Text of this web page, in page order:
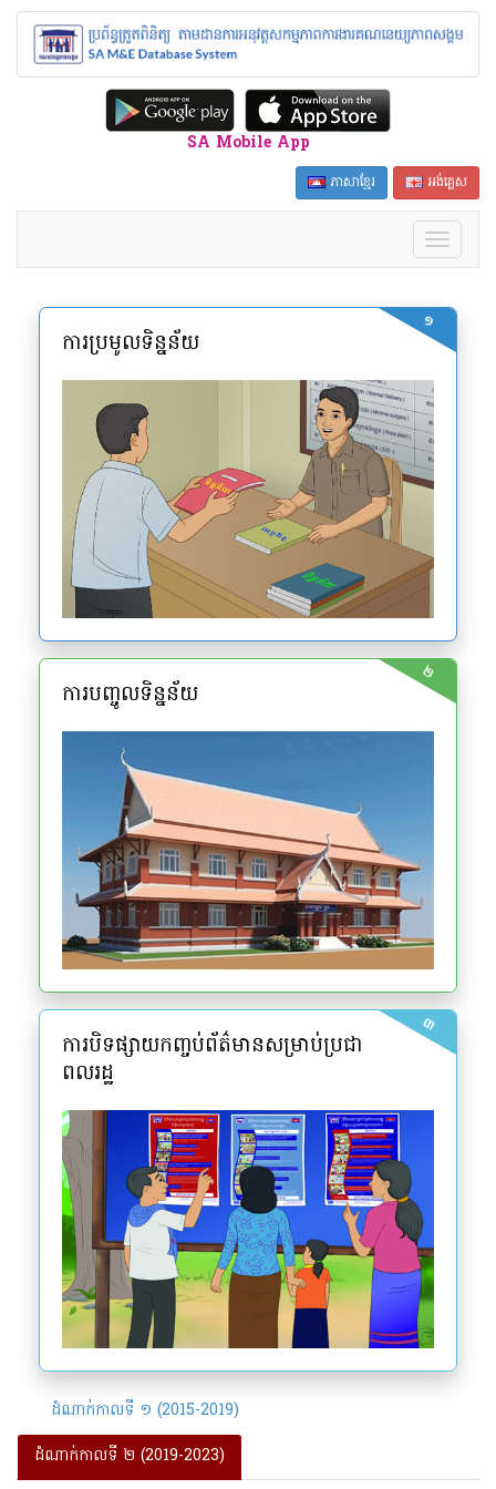
SA Mobile App
ភាសាខ្មែរ អង់គ្លេស
១
ការប្រមូលទិន្នន័យ
២
ការបញ្ចូលទិន្នន័យ
៣
ការបិទផ្សាយកញ្ចប់ព័ត៌មានសម្រាប់ប្រជា
ពលរដ្ឋ
ដំណាក់កាលទី ១ (2015-2019)
ដំណាក់កាលទី ២ (2019-2023)